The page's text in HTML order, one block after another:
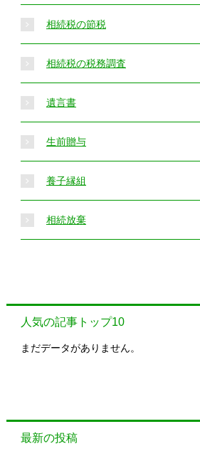
相続税の節税
相続税の税務調査
遺言書
生前贈与
養子縁組
相続放棄
人気の記事トップ10
まだデータがありません。
最新の投稿